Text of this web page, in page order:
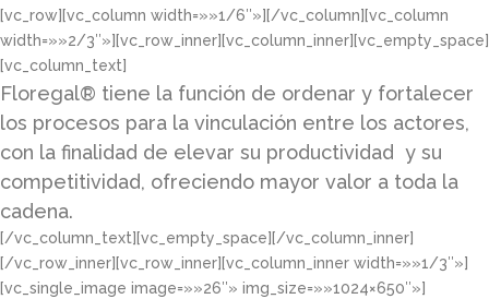
[vc_row][vc_column width=»»1/6″»][/vc_column][vc_column
width=»»2/3″»][vc_row_inner][vc_column_inner][vc_empty_space]
[vc_column_text]
Floregal® tiene la función de ordenar y fortalecer
los procesos para la vinculación entre los actores,
con la finalidad de elevar su productividad y su
competitividad, ofreciendo mayor valor a toda la
cadena.
[/vc_column_text][vc_empty_space][/vc_column_inner]
[/vc_row_inner][vc_row_inner][vc_column_inner width=»»1/3″»]
[vc_single_image image=»»26″» img_size=»»1024×650″»]